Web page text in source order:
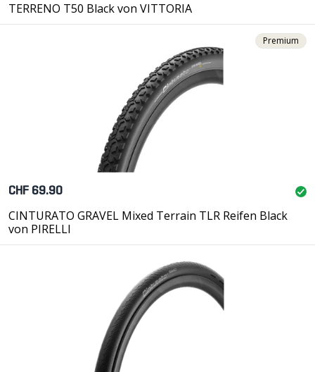
TERRENO T50 Black von VITTORIA
Premium
CHF 69.90
CINTURATO GRAVEL Mixed Terrain TLR Reifen Black
von PIRELLI